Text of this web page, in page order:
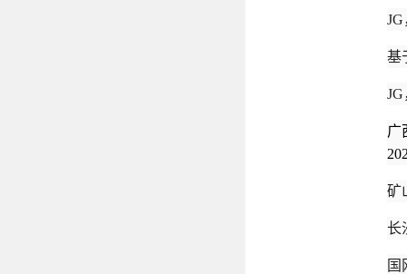
基
JG
广
矿
长
国